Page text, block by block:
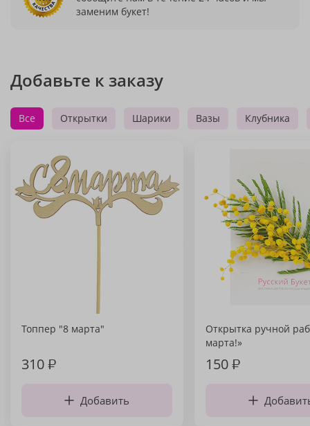
заменим букет!
Добавьте к заказу
Все Открытки Шарики Вазы Клубника
Топпер "8 марта"
310₽
Добавить
Открытка ручной
марта!»
150₽